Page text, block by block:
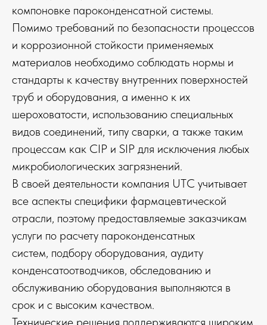
компоновке пароконденсатной системы.
Помимо требований по безопасности процессов
и коррозионной стойкости применяемых
материалов необходимо соблюдать нормы и
стандарты к качеству внутренних поверхностей
труб и оборудования, а именно к их
шероховатости, использованию специальных
видов соединений, типу сварки, а также таким
процессам как CIP и SIP для исключения любых
микробиологических загрязнений.
В своей деятельности компания UTC учитывает
все аспекты специфики фармацевтической
отрасли, поэтому предоставляемые заказчикам
услуги по расчету пароконденсатных
систем, подбору оборудования, аудиту
конденсатоотводчиков, обследованию и
обслуживанию оборудования выполняются в
срок и с высоким качеством.